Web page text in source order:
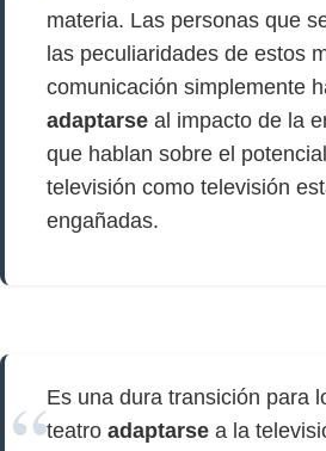
materia. Las personas que
las peculiaridades de estos
comunicación simplemente
adaptarse al impacto de la
que hablan sobre el
televisión como televisión
engañadas.
Es una dura transición para
teatro adaptarse a la